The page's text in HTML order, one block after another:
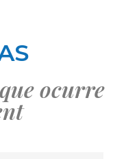
ocurre